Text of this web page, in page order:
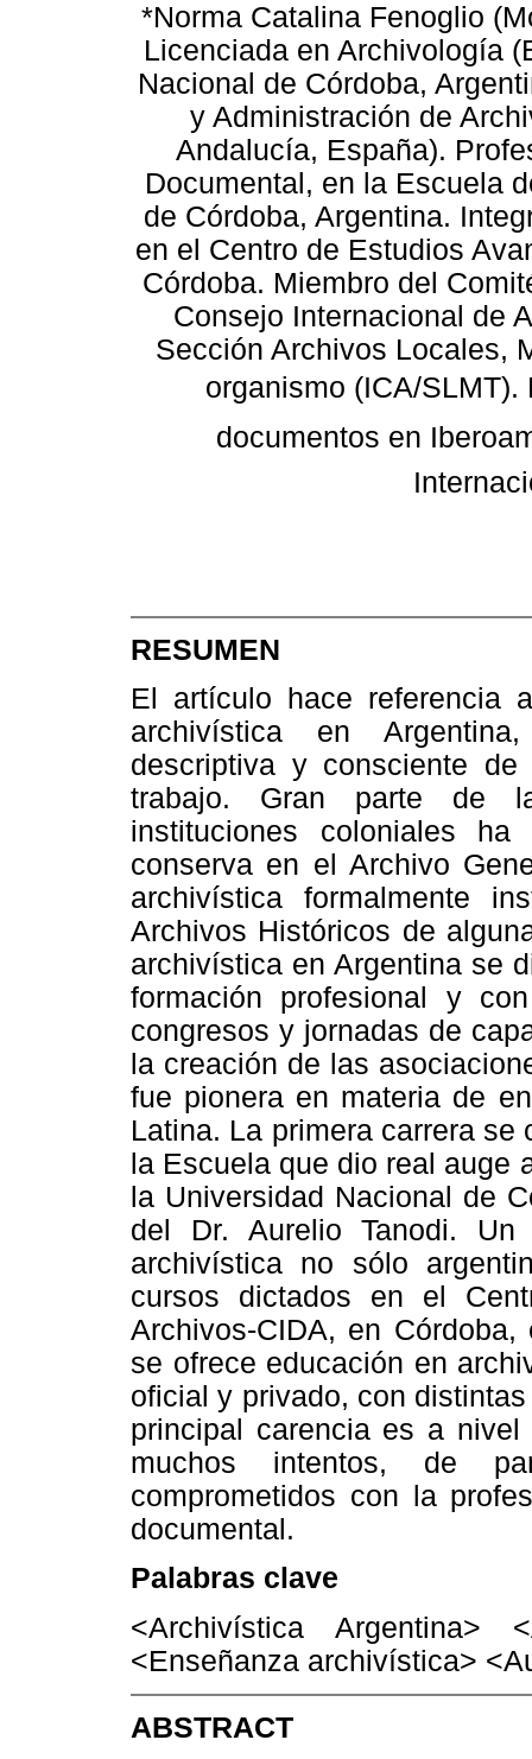
*Norma Catalina Fenoglio
Licenciada en Archivología
Nacional de Córdoba,
y Administración de
Andalucía, España).
Documental, en la Escuela
de Córdoba, Argentina.
en el Centro de Estudios
Córdoba. Miembro del
Consejo Internacional de
Sección Archivos Locales,
organismo (ICA/SLMT).
documentos en
RESUMEN
El artículo hace referencia
archivística en
descriptiva y consciente
trabajo. Gran parte de
instituciones coloniales
conserva en el Archivo
archivística formalmente
Archivos Históricos de
archivística en Argentina se
formación profesional y
congresos y jornadas de
la creación de las
fue pionera en materia de
Latina. La primera carrera
la Escuela que dio real auge
la Universidad Nacional de
del Dr. Aurelio Tanodi.
archivística no sólo
cursos dictados en el
Archivos-CIDA, en
se ofrece educación en
oficial y privado, con
principal carencia es a
muchos intentos, de
comprometidos con la
documental.
Palabras clave
<Archivística Argentina>
<Enseñanza archivística>
ABSTRACT